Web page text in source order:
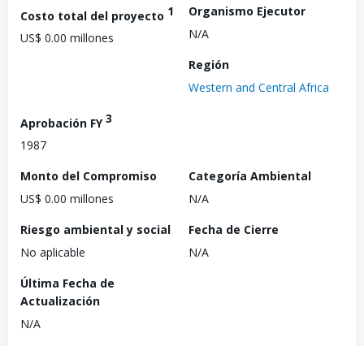
Costo total del proyecto 1
US$ 0.00 millones
Organismo Ejecutor
N/A
Región
Western and Central Africa
Aprobación FY3
1987
Monto del Compromiso
US$ 0.00 millones
Categoría Ambiental
N/A
Riesgo ambiental y social
No aplicable
Fecha de Cierre
N/A
Última Fecha de
Actualización
N/A